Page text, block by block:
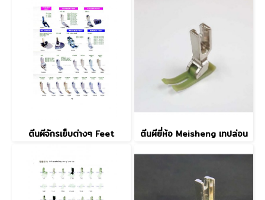
ตีนผีจักรเย็บต่างๆ Feet ตีนผียี่ห้อ Meisheng เทปล่อน